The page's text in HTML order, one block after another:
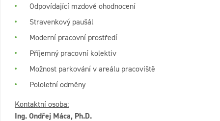
Odpovídající mzdové ohodnocení
Stravenkový paušál
Moderní pracovní prostředí
Příjemný pracovní kolektiv
Možnost parkování v areálu pracoviště
Pololetní odměny
Kontaktní osoba:
Ing. Ondřej Máca, Ph.D.